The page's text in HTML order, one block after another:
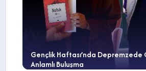
Gençlik Haftası’nda Depremzede
Anlamlı Buluşma